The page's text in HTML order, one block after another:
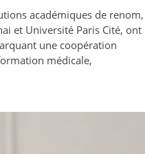
académiques de renom,
et Université Paris Cité, ont
une coopération
médicale,